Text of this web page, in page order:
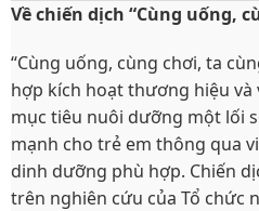
Về chiến dịch “Cùng uống,
“Cùng uống, cùng chơi, ta
hợp kích hoạt thương hiệu
mục tiêu nuôi dưỡng một lối
mạnh cho trẻ em thông qua
dinh dưỡng phù hợp. Chiến
trên nghiên cứu của Tổ chức